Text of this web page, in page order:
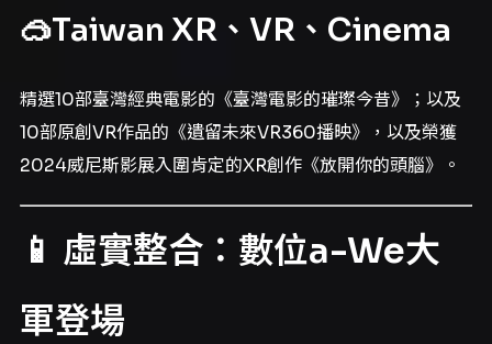
🥽Taiwan XR、VR、Cinema
精選10部臺灣經典電影的《臺灣電影的璀璨今昔》；以及
10部原創VR作品的《遺留未來VR360播映》，以及榮獲
2024威尼斯影展入圍肯定的XR創作《放開你的頭腦》。
📱 虛實整合：數位a-We大
軍登場